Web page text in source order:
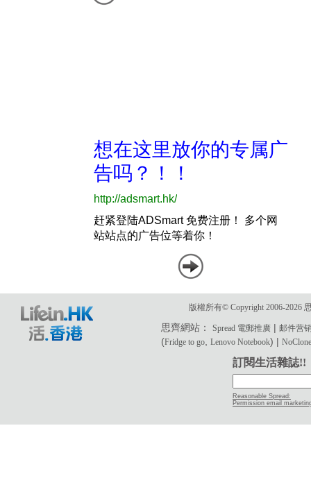
版權所有© Copyright 2006-2026
思齊網站：Spread 電郵推廣 |邮件营
(Fridge to go ,Lenovo Notebook) |